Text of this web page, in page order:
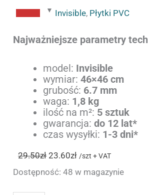
Invisible, Płytki PVC
Najważniejsze parametry
model: Invisible
wymiar:46×46 cm
grubość: 6.7 mm
waga: 1,8 kg
ilość na m²: 5 sztuk
gwarancja:do 12 lat*
czas wysyłki: 1-3 dni*
29.50zł 23.60zł /szt + VAT
Dostępność: 48 w magazynie